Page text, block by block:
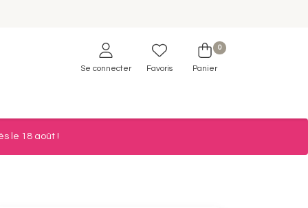
Se connecter Favoris
0
Panier
le 18 août !